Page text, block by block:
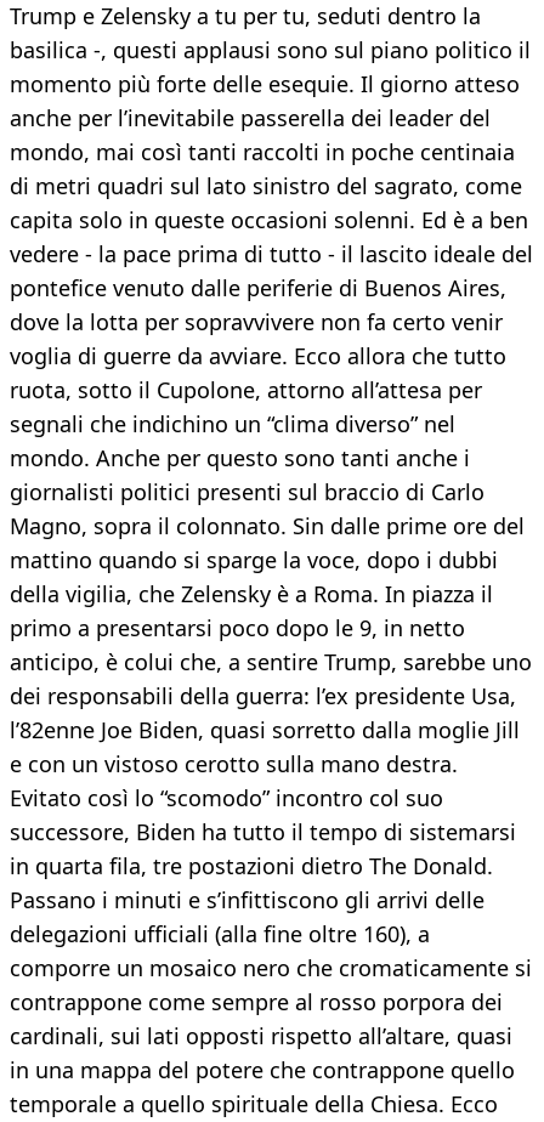
Trump e Zelensky a tu per tu, seduti dentro la
basilica -, questi applausi sono sul piano politico il
momento più forte delle esequie. Il giorno atteso
anche per l’inevitabile passerella dei leader del
mondo, mai così tanti raccolti in poche centinaia
di metri quadri sul lato sinistro del sagrato, come
capita solo in queste occasioni solenni. Ed è a ben
vedere - la pace prima di tutto - il lascito ideale del
pontefice venuto dalle periferie di Buenos Aires,
dove la lotta per sopravvivere non fa certo venir
voglia di guerre da avviare. Ecco allora che tutto
ruota, sotto il Cupolone, attorno all’attesa per
segnali che indichino un “clima diverso” nel
mondo. Anche per questo sono tanti anche i
giornalisti politici presenti sul braccio di Carlo
Magno, sopra il colonnato. Sin dalle prime ore del
mattino quando si sparge la voce, dopo i dubbi
della vigilia, che Zelensky è a Roma. In piazza il
primo a presentarsi poco dopo le 9, in netto
anticipo, è colui che, a sentire Trump, sarebbe uno
dei responsabili della guerra: l’ex presidente Usa,
l’82enne Joe Biden, quasi sorretto dalla moglie Jill
e con un vistoso cerotto sulla mano destra.
Evitato così lo “scomodo” incontro col suo
successore, Biden ha tutto il tempo di sistemarsi
in quarta fila, tre postazioni dietro The Donald.
Passano i minuti e s’infittiscono gli arrivi delle
delegazioni ufficiali (alla fine oltre 160), a
comporre un mosaico nero che cromaticamente si
contrappone come sempre al rosso porpora dei
cardinali, sui lati opposti rispetto all’altare, quasi
in una mappa del potere che contrappone quello
temporale a quello spirituale della Chiesa. Ecco